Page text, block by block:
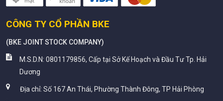
CÔNG TY CỔ PHẦN BKE
(BKE JOINT STOCK COMPANY)
M.S.D.N: 0801179856, Cấp tại Sở Kế Hoạch và Đầu Tư Tp. Hải
Dương
Địa chỉ: Số 167 An Thái, Phường Thành Đông, TP Hải Phòng